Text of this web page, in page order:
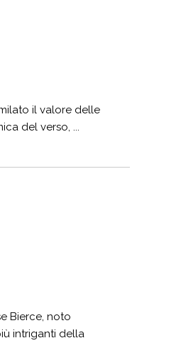
il valore delle
del verso, ...
Bierce, noto
intriganti della